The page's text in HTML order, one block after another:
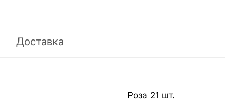
Доставка
Роза 21 шт.